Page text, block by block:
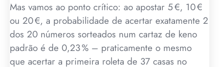
Mas vamos ao ponto crítico: ao apostar 5 €, 10 €
ou 20 €, a probabilidade de acertar exatamente 2
dos 20 números sorteados num cartaz de keno
padrão é de 0,23 % – praticamente o mesmo
que acertar a primeira roleta de 37 casas no